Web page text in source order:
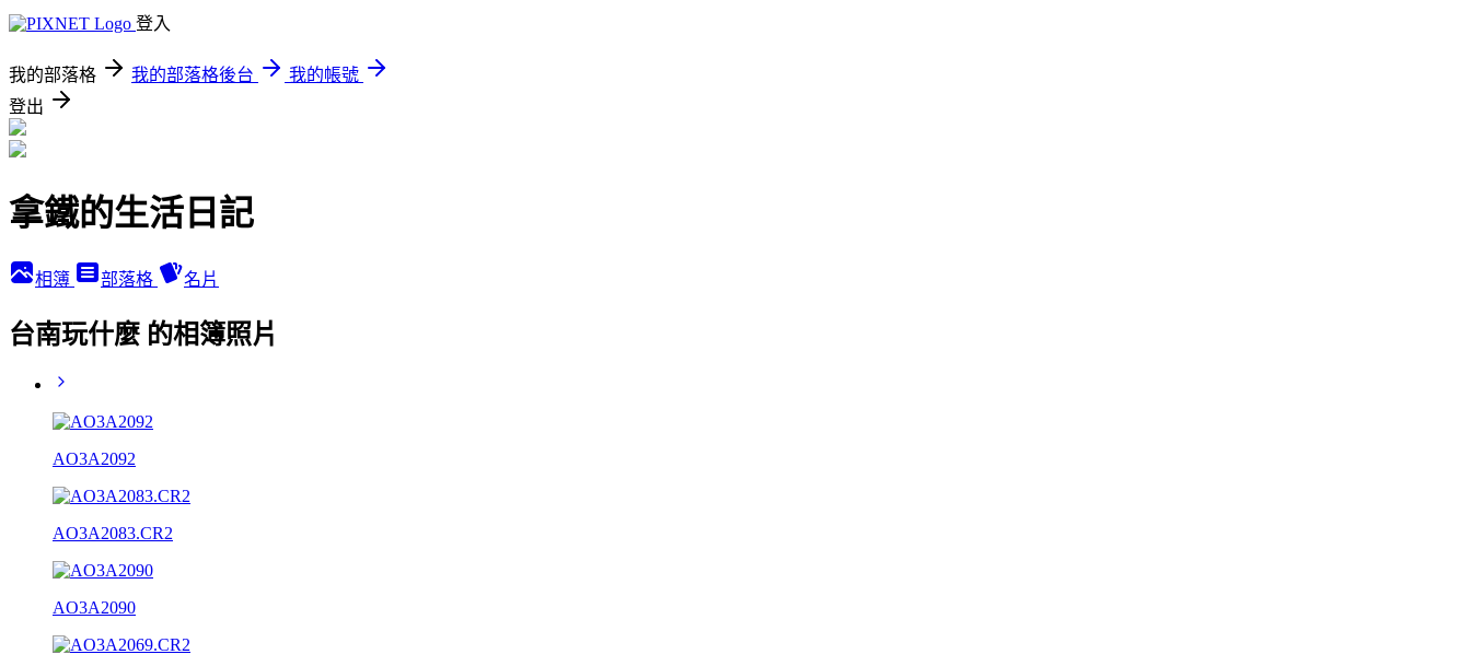
登入
我的部落格 我的部落格後台
我的帳號
登出
拿鐵的生活日記
相簿 部落格 名片
台南玩什麼 的相簿照片
AO3A2092
AO3A2083.CR2
AO3A2090